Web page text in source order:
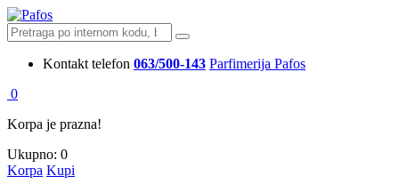
Kontakt telefon 063/500-143 Parfimerija Pafos
0
Korpa je prazna!
Ukupno: 0
Korpa Kupi